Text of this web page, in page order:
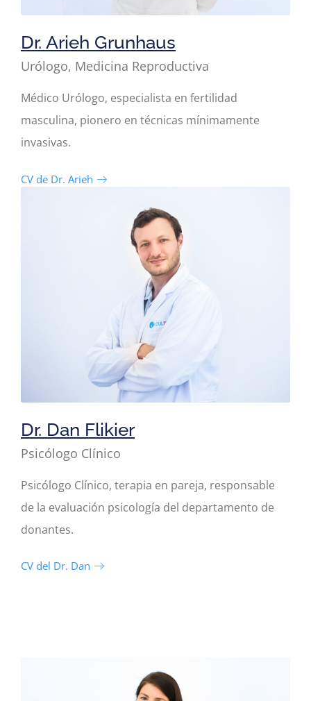
Dr. Arieh Grunhaus
Urólogo, Medicina Reproductiva
Médico Urólogo, especialista en fertilidad
masculina, pionero en técnicas mínimamente
invasivas.
CV de Dr. Arieh
Dr. Dan Flikier
Psicólogo Clínico
Psicólogo Clínico, terapia en pareja, responsable
de la evaluación psicología del departamento de
donantes.
CV del Dr. Dan